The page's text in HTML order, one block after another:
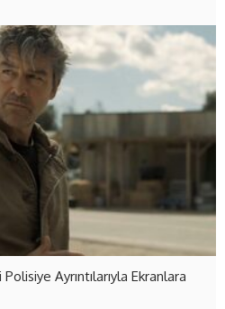
Ayrıntılarıyla Ekranlara